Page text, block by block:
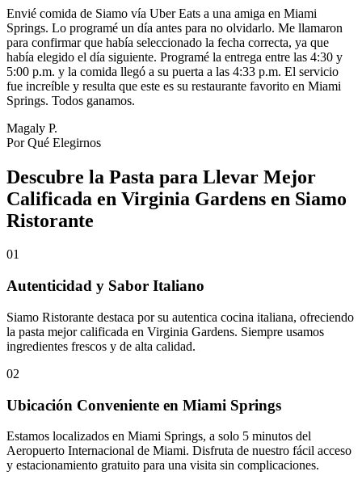
Envié comida de Siamo vía Uber Eats a una amiga en Miami
Springs. Lo programé un día antes para no olvidarlo. Me llamaron
para confirmar que había seleccionado la fecha correcta, ya que
había elegido el día siguiente. Programé la entrega entre las 4:30 y
5:00 p.m. y la comida llegó a su puerta a las 4:33 p.m. El servicio
fue increíble y resulta que este es su restaurante favorito en Miami
Springs. Todos ganamos.
Magaly P.
Por Qué Elegirnos
Descubre la Pasta para Llevar Mejor
Calificada en Virginia Gardens en Siamo
Ristorante
01
Autenticidad y Sabor Italiano
Siamo Ristorante destaca por su autentica cocina italiana, ofreciendo
la pasta mejor calificada en Virginia Gardens. Siempre usamos
ingredientes frescos y de alta calidad.
02
Ubicación Conveniente en Miami Springs
Estamos localizados en Miami Springs, a solo 5 minutos del
Aeropuerto Internacional de Miami. Disfruta de nuestro fácil acceso
y estacionamiento gratuito para una visita sin complicaciones.